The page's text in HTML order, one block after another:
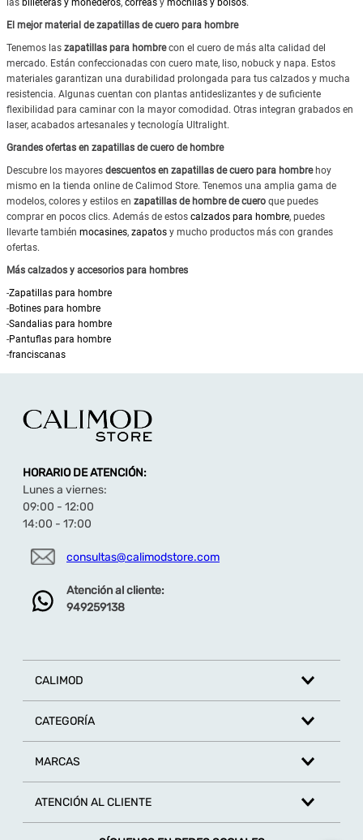
las billeteras y monederos, correas y mochilas y bolsos.
El mejor material de zapatillas de cuero para hombre
Tenemos las zapatillas para hombrecon el cuero de más alta calidad del
mercado. Están confeccionadas con cuero mate, liso, nobuck y napa. Estos
materiales garantizan una durabilidad prolongada para tus calzados y mucha
resistencia. Algunas cuentan con plantas antideslizantes y de suficiente
flexibilidad para caminar con la mayor comodidad. Otras integran grabados en
laser, acabados artesanales y tecnología Ultralight.
Grandes ofertas en zapatillas de cuero de hombre
Descubre los mayores descuentos en zapatillas de cuero para hombrehoy
mismo en la tienda online de Calimod Store. Tenemos una amplia gama de
modelos, colores y estilos en zapatillas de hombre de cuero que puedes
comprar en pocos clics. Además de estos calzados para hombre, puedes
llevarte también mocasines, zapatos y mucho productos más con grandes
ofertas.
Más calzados y accesorios para hombres
-Zapatillas para hombre
-Botines para hombre
-Sandalias para hombre
-Pantuflas para hombre
-franciscanas
HORARIO DE ATENCIÓN:
Lunes a viernes:
09:00 - 12:00
14:00 - 17:00
consultas@calimodstore.com
Atención al cliente:
949259138
CALIMOD
CATEGORÍA
MARCAS
ATENCIÓN AL CLIENTE